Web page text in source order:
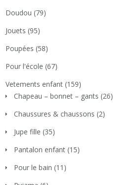
Doudou (79)
Jouets (95)
Poupées (58)
Pour l'école (67)
Vetements enfant (159)
Chapeau – bonnet – gants (26)
Chaussures & chaussons (2)
Jupe fille (35)
Pantalon enfant (15)
Pour le bain (11)